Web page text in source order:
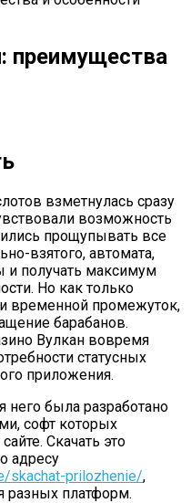
преимущества
взметнулась сразу
возможность
прощупывать все
взятого, автомата,
и получать максимум
Но как только
временной промежуток,
барабанов.
Вулкан вовремя
статусных
приложения.
была разработано
софт которых
Скачать это
адресу
skachat-prilozhenie/,
разных платформ.